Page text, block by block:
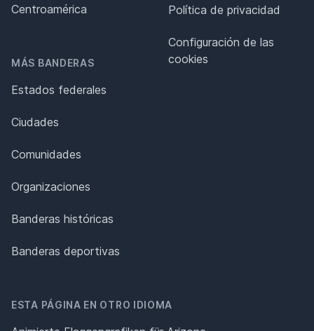
Centroamérica
MÁS BANDERAS
Estados federales
Ciudades
Comunidades
Organizaciones
Banderas históricas
Banderas deportivas
Política de privacidad
Configuración de las
cookies
ESTA PÁGINA EN OTRO IDIOMA